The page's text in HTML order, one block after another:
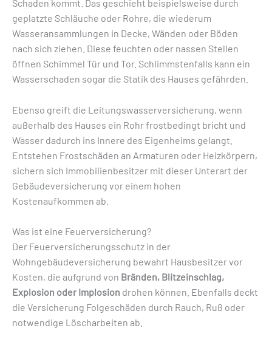
Schaden kommt. Das geschieht beispielsweise durch
geplatzte Schläuche oder Rohre, die wiederum
Wasseransammlungen in Decke, Wänden oder Böden
nach sich ziehen. Diese feuchten oder nassen Stellen
öffnen Schimmel Tür und Tor. Schlimmstenfalls kann ein
Wasserschaden sogar die Statik des Hauses gefährden.
Ebenso greift die Leitungswasserversicherung, wenn
außerhalb des Hauses ein Rohr frostbedingt bricht und
Wasser dadurch ins Innere des Eigenheims gelangt.
Entstehen Frostschäden an Armaturen oder Heizkörpern,
sichern sich Immobilienbesitzer mit dieser Unterart der
Gebäudeversicherung vor einem hohen
Kostenaufkommen ab.
Was ist eine Feuerversicherung?
Der Feuerversicherungsschutz in der
Wohngebäudeversicherung bewahrt Hausbesitzer vor
Kosten, die aufgrund von Bränden, Blitzeinschlag,
Explosion oder Implosion drohen können. Ebenfalls deckt
die Versicherung Folgeschäden durch Rauch, Ruß oder
notwendige Löscharbeiten ab.